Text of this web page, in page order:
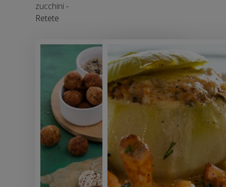
zucchini-
Retete